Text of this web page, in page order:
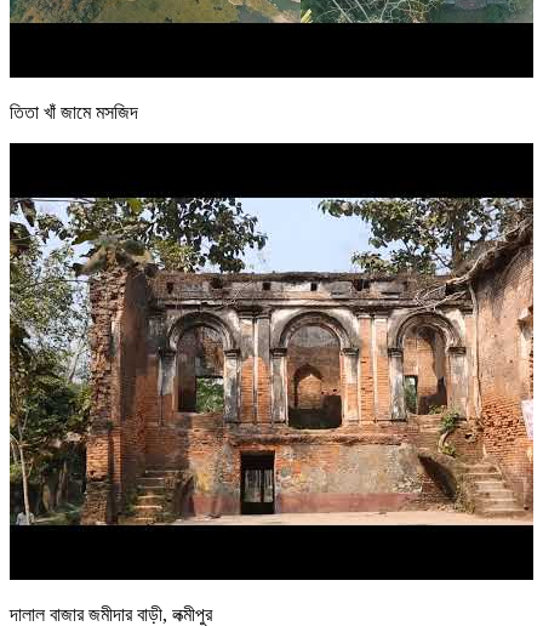
তিতা খাঁ জামে মসজিদ
দালাল বাজার জমীদার বাড়ী, লক্মীপুর